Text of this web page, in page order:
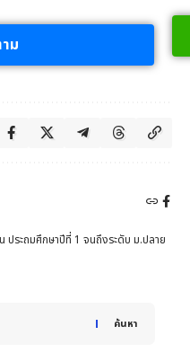
ม
ประถมศึกษาปีที่ 1 จนถึงระดับ ม.ปลาย
ค้นหา
are available use up and